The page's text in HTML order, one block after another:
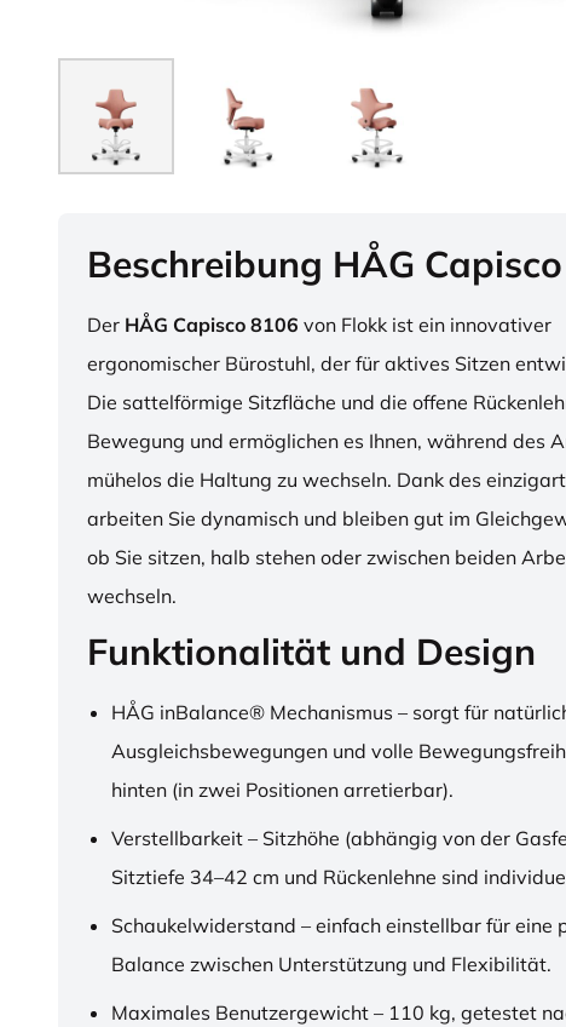
Beschreibung HÅG
Der HÅG Capisco 8106 von Flokk ist ein innovativer
ergonomischer Bürostuhl, der für aktives Sitzen
Die sattelförmige Sitzfläche und die offene
Bewegung und ermöglichen es Ihnen, während des
mühelos die Haltung zu wechseln. Dank des
arbeiten Sie dynamisch und bleiben gut im
ob Sie sitzen, halb stehen oder zwischen beiden
wechseln.
Funktionalität und Design
HÅG inBalance® Mechanismus – sorgt für
Ausgleichsbewegungen und volle
hinten (in zwei Positionen arretierbar).
Verstellbarkeit – Sitzhöhe (abhängig von der
Sitztiefe 34–42 cm und Rückenlehne sind
Schaukelwiderstand – einfach einstellbar für eine
Balance zwischen Unterstützung und Flexibilität.
Maximales Benutzergewicht – 110 kg, getestet